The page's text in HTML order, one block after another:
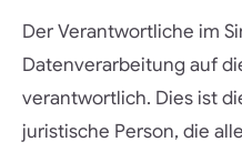
Der Verantwortliche im
Datenverarbeitung auf
verantwortlich. Dies ist
juristische Person, die